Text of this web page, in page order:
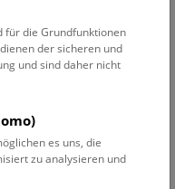
für die Grundfunktionen
der sicheren und
und sind daher nicht
es uns, die
zu analysieren und